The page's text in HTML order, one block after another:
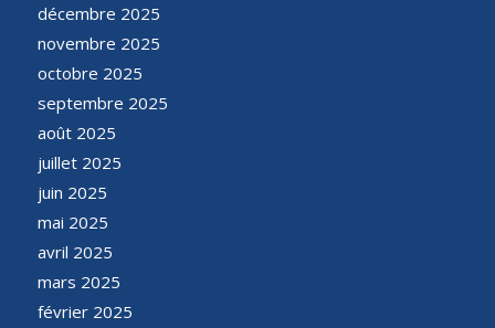
décembre 2025
novembre 2025
octobre 2025
septembre 2025
août 2025
juillet 2025
juin 2025
mai 2025
avril 2025
mars 2025
février 2025